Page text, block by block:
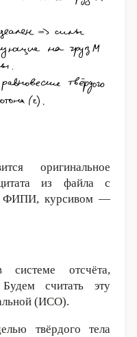
оригинальное
из файла с
ФИПИ, курсивом —
системе отсчёта,
считать эту
(ИСО).
твёрдого тела